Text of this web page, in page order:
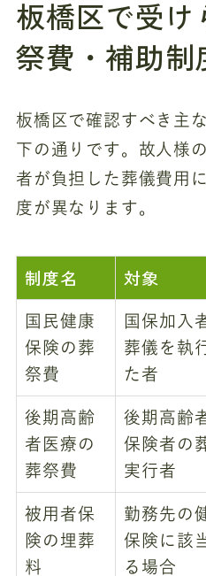
板橋区で受
祭費・補助制
板橋区で確認すべき主
下の通りです。故人様
者が負担した葬儀費用
度が異なります。
制度名 対象
国民健康
保険の葬
祭費
国保加入
葬儀を執
た者
後期高齢
者医療の
葬祭費
後期高齢
保険者の
実行者
被用者保
険の埋葬
料
勤務先の
保険に該
る場合